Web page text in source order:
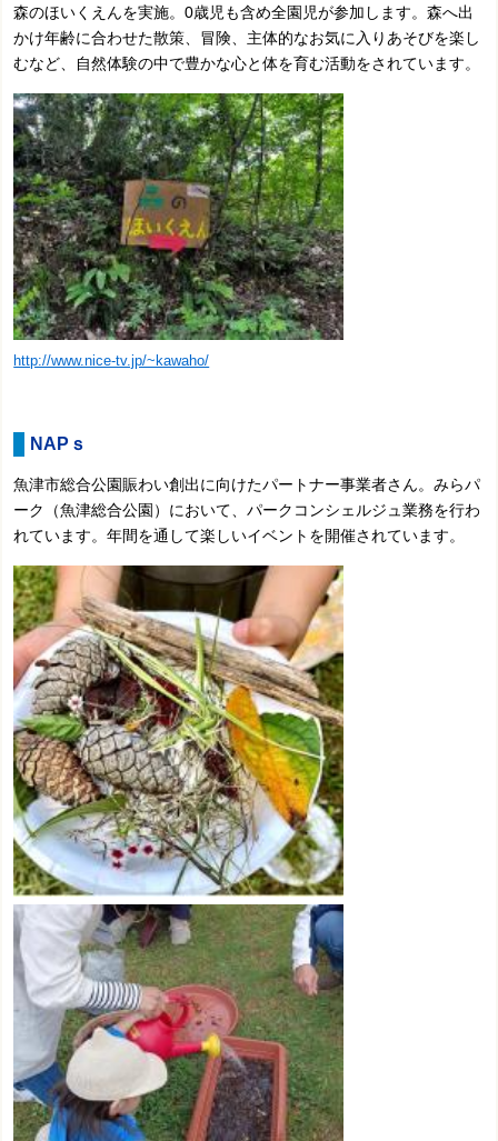
森のほいくえんを実施。0歳児も含め全園児が参加します。森へ出
かけ年齢に合わせた散策、冒険、主体的なお気に入りあそびを楽し
むなど、自然体験の中で豊かな心と体を育む活動をされています。
http://www.nice-tv.jp/~kawaho/
NAPｓ
魚津市総合公園賑わい創出に向けたパートナー事業者さん。みらパ
ーク（魚津総合公園）において、パークコンシェルジュ業務を行わ
れています。年間を通して楽しいイベントを開催されています。